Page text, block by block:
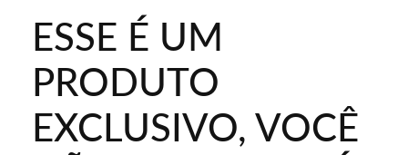
ESSE É UM
PRODUTO
EXCLUSIVO, VOCÊ